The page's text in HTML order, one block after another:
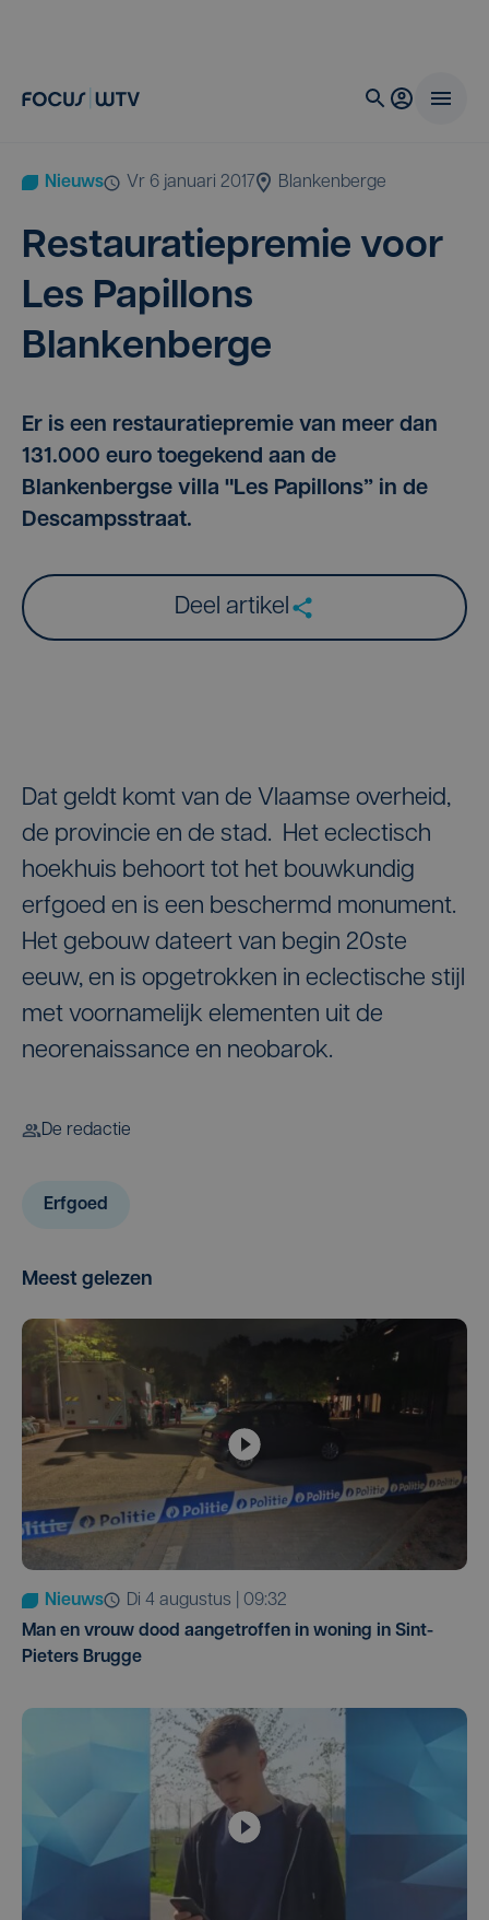
Nieuws vr 6 januari 2017 Blankenberge
Res­tau­ra­tie­pre­mie voor
Les Papil­lons
Blankenberge
Er is een restauratiepremie van meer dan
131.000 euro toegekend aan de
Blankenbergse villa "Les Papillons” in de
Descampsstraat.
Deel artikel
Dat geldt komt van de Vlaamse overheid,
de provincie en de stad. Het eclectisch
hoekhuis behoort tot het bouwkundig
erfgoed en is een beschermd monument.
Het gebouw dateert van begin 20ste
eeuw, en is opgetrokken in eclectische stijl
met voornamelijk elementen uit de
neorenaissance en neobarok.
De redactie
Erfgoed
Meest gelezen
Nieuws
di 4 augustus | 09:32
Man en vrouw dood aangetroffen in woning in Sint-
Pieters Brugge